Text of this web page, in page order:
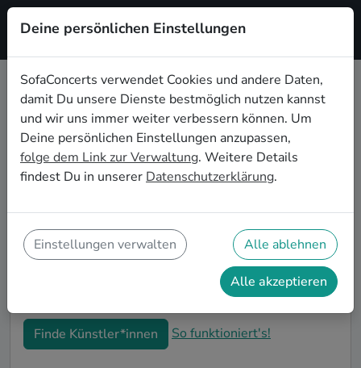
Registrieren
Country Live-Musik für die
Einweihungsparty in Augsburg
Du bist gerade in Deine neue Wohnung eingezogen
und möchtest jetzt die ersten Erinnerungen formen?
Einweihungsparty in Augsburg kannst Du Dir sicher
sein, dass Deine Wohnung im richtigen Glanz
erstrahlt. Auf SofaConcerts findest Du professionelle
und authentische Live-Acts, die perfekt auf Deine
Einweihungsparty in Augsburg passen.
Finde Künstler*innen So funktioniert's!
Deine persönlichen Einstellungen
SofaConcerts verwendet Cookies und andere Daten,
damit Du unsere Dienste bestmöglich nutzen kannst
und wir uns immer weiter verbessern können. Um
Deine persönlichen Einstellungen anzupassen,
folge dem Link zur Verwaltung. Weitere Details
findest Du in unserer Datenschutzerklärung.
Einstellungen verwalten Alle ablehnen
Alle akzeptieren